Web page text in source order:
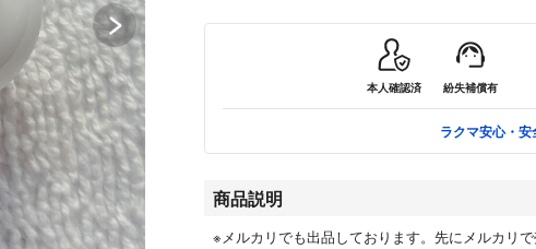
本人確認済 紛失補償有
ラクマ安心・
商品説明
※メルカリでも出品しております。先にメルカリ